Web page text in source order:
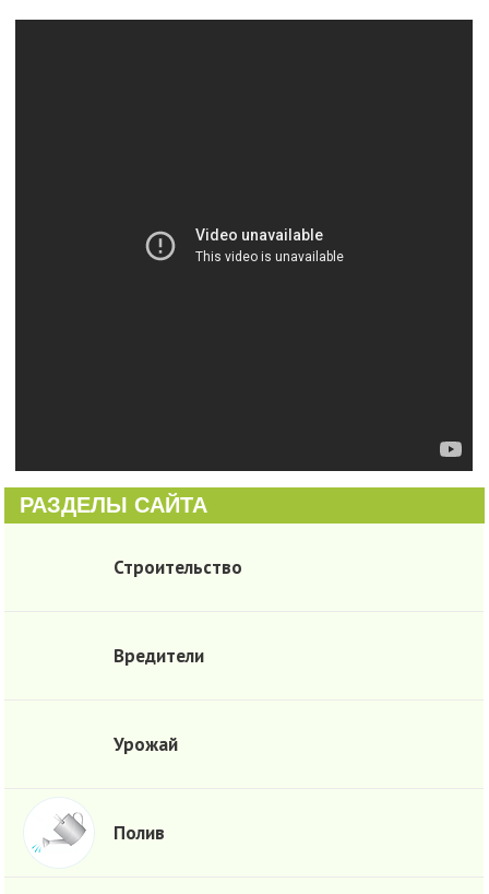
РАЗДЕЛЫ САЙТА
Строительство
Вредители
Урожай
Полив